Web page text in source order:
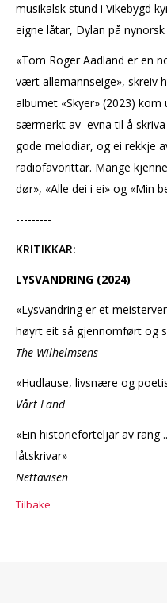
musikalsk stund i Vikebygd
eigne låtar, Dylan på nynorsk
«Tom Roger Aadland er en
vært allemannseige», skreiv
albumet «Skyer» (2023)
særmerkt av evna til å
gode melodiar, og ei rekkje
radiofavorittar. Mange
dør», «Alle dei i ei» og «Min
---------
KRITIKKAR:
LYSVANDRING (2024)
«Lysvandring er et
høyrt eit så gjennomført og
The Wilhelmsens
«Hudlause, livsnære og
Vårt Land
«Ein historieforteljar av rang
låtskrivar»
Nettavisen
Tilbake